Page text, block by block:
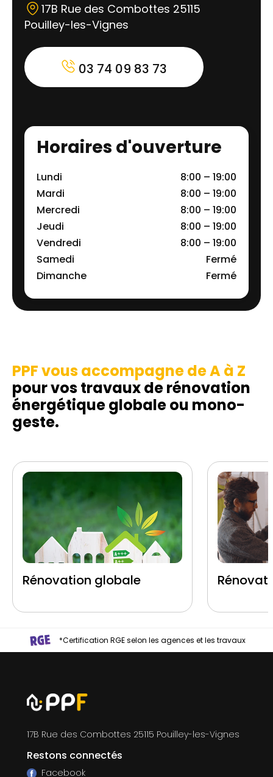
17B Rue des Combottes 25115
Pouilley-les-Vignes
03 74 09 83 73
Horaires d'ouverture
Lundi
8:00 – 19:00
Mardi
8:00 – 19:00
Mercredi
8:00 – 19:00
Jeudi
8:00 – 19:00
Vendredi
8:00 – 19:00
Samedi
Fermé
Dimanche
Fermé
PPF vous accompagne de A à Z
pour vos travaux de rénovation
énergétique globale ou mono-
geste.
Rénovation globale
*Certification RGE selon les agences et les travaux
17B Rue des Combottes 25115 Pouilley-les-Vignes
Restons connectés
Facebook